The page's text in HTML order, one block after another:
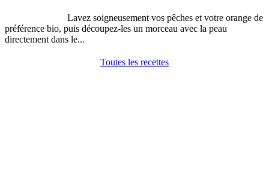
Lavez soigneusement vos pêches et votre orange de
préférence bio, puis découpez-les un morceau avec la peau
directement dans le...
Toutes les recettes